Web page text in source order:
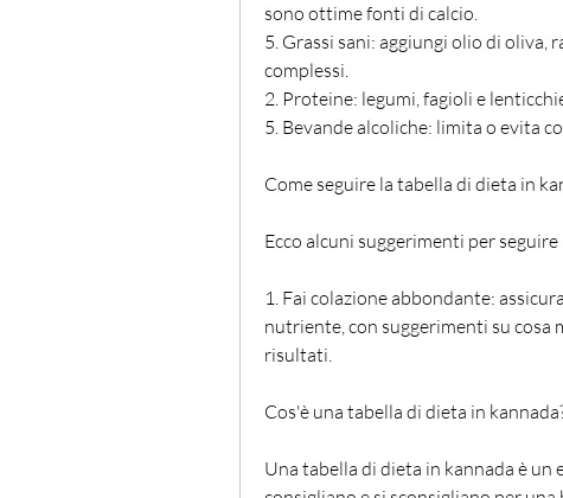
sono ottime fonti di calcio.
5. Grassi sani: aggiungi olio di
complessi.
2. Proteine: legumi, fagioli e
5. Bevande alcoliche: limita o evita
Come seguire la tabella di dieta in
Ecco alcuni suggerimenti per
1. Fai colazione abbondante:
nutriente, con suggerimenti su cosa
risultati.
Cos'è una tabella di dieta in
Una tabella di dieta in kannada è